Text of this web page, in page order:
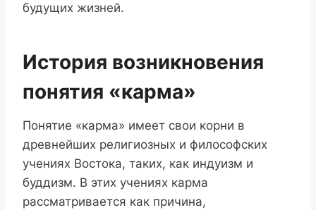
будущих жизней.
История возникновения
понятия «карма»
Понятие «карма» имеет свои корни в
древнейших религиозных и философских
учениях Востока, таких, как индуизм и
буддизм. В этих учениях карма
рассматривается как причина,